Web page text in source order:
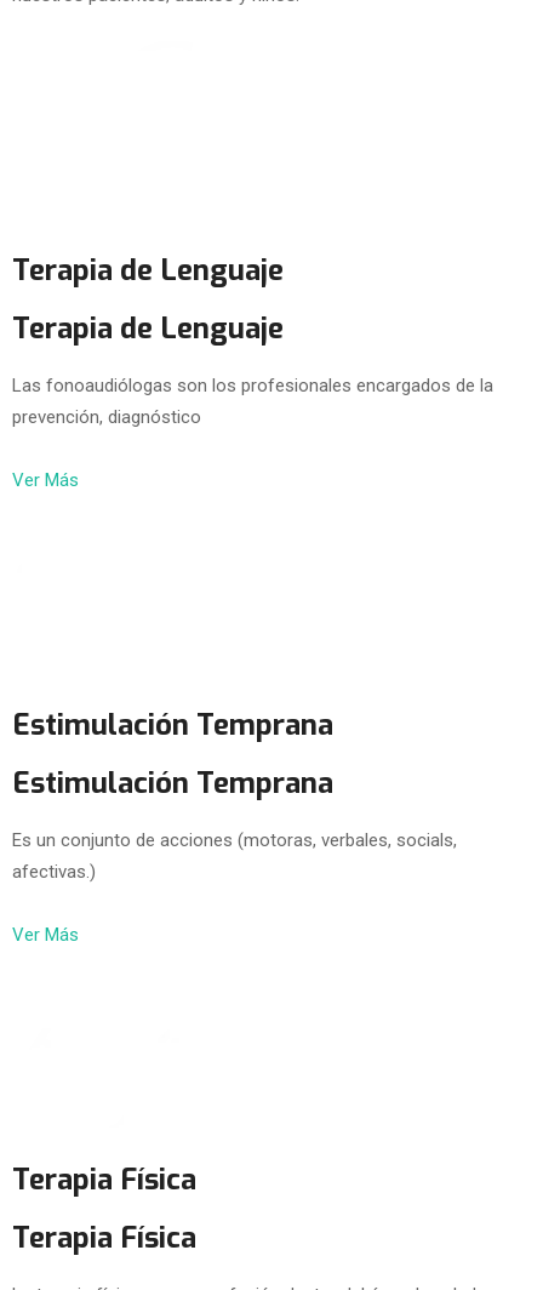
Terapia de Lenguaje
Terapia de Lenguaje
Las fonoaudiólogas son los profesionales encargados de la
prevención, diagnóstico
Ver Más
Estimulación Temprana
Estimulación Temprana
Es un conjunto de acciones (motoras, verbales, socials,
afectivas.)
Ver Más
Terapia Física
Terapia Física